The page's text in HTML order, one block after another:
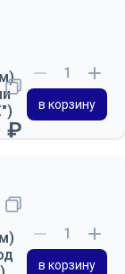
₽
в корзину
в корзину